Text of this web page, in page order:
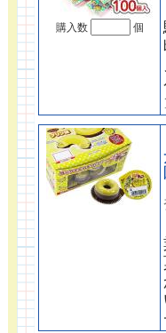
購入数 個